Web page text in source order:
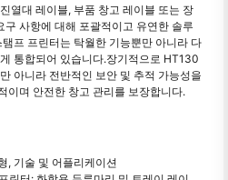
열대 레이블, 부품 창고 레이블 또는 장
구 사항에 대해 포괄적이고 유연한 솔루
프 프린터는 탁월한 기능뿐만 아니라 다
통합되어 있습니다.장기적으로 HT130
아니라 전반적인 보안 및 추적 가능성을
이며 안전한 창고 관리를 보장합니다.
, 기술 및 어플리케이션